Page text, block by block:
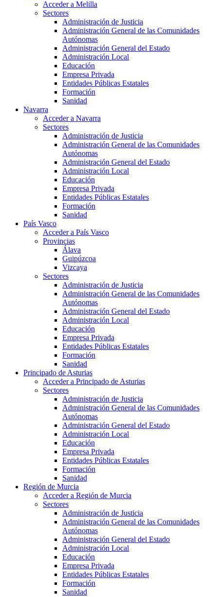
Acceder a Melilla
Sectores
Administración de Justicia
Administración General de las Comunidades
Autónomas
Administración General del Estado
Administración Local
Educación
Empresa Privada
Entidades Públicas Estatales
Formación
Sanidad
Navarra
Acceder a Navarra
Sectores
Administración de Justicia
Administración General de las Comunidades
Autónomas
Administración General del Estado
Administración Local
Educación
Empresa Privada
Entidades Públicas Estatales
Formación
Sanidad
País Vasco
Acceder a País Vasco
Provincias
Álava
Guipúzcoa
Vizcaya
Sectores
Administración de Justicia
Administración General de las Comunidades
Autónomas
Administración General del Estado
Administración Local
Educación
Empresa Privada
Entidades Públicas Estatales
Formación
Sanidad
Principado de Asturias
Acceder a Principado de Asturias
Sectores
Administración de Justicia
Administración General de las Comunidades
Autónomas
Administración General del Estado
Administración Local
Educación
Empresa Privada
Entidades Públicas Estatales
Formación
Sanidad
Región de Murcia
Acceder a Región de Murcia
Sectores
Administración de Justicia
Administración General de las Comunidades
Autónomas
Administración General del Estado
Administración Local
Educación
Empresa Privada
Entidades Públicas Estatales
Formación
Sanidad